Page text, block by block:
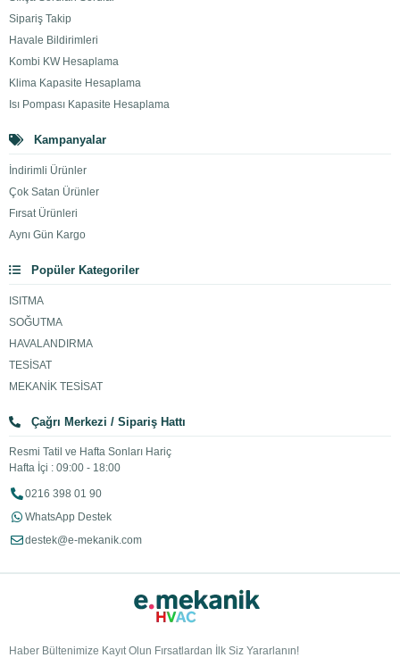
Sipariş Takip
Havale Bildirimleri
Kombi KW Hesaplama
Klima Kapasite Hesaplama
Isı Pompası Kapasite Hesaplama
Kampanyalar
İndirimli Ürünler
Çok Satan Ürünler
Fırsat Ürünleri
Aynı Gün Kargo
Popüler Kategoriler
ISITMA
SOĞUTMA
HAVALANDIRMA
TESİSAT
MEKANİK TESİSAT
Çağrı Merkezi / Sipariş Hattı
Resmi Tatil ve Hafta Sonları Hariç
Hafta İçi : 09:00 - 18:00
0216 398 01 90
WhatsApp Destek
destek@e-mekanik.com
Haber Bültenimize Kayıt Olun Fırsatlardan İlk Siz Yararlanın!